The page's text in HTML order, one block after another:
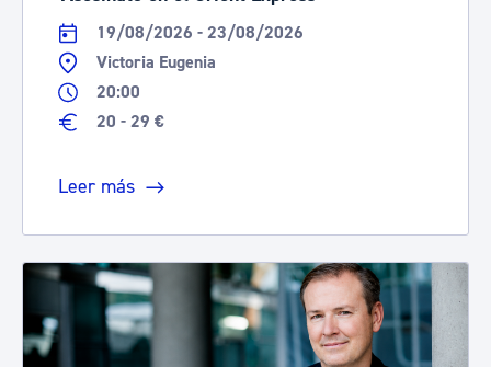
19/08/2026 - 23/08/2026
Victoria Eugenia
20:00
20 - 29 €
Leer más